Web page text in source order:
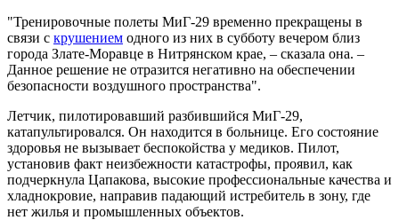
"Тренировочные полеты МиГ-29 временно прекращены в
связи с крушением одного из них в субботу вечером близ
города Злате-Моравце в Нитрянском крае, – сказала она. –
Данное решение не отразится негативно на обеспечении
безопасности воздушного пространства".
Летчик, пилотировавший разбившийся МиГ-29,
катапультировался. Он находится в больнице. Его состояние
здоровья не вызывает беспокойства у медиков. Пилот,
установив факт неизбежности катастрофы, проявил, как
подчеркнула Цапакова, высокие профессиональные качества и
хладнокровие, направив падающий истребитель в зону, где
нет жилья и промышленных объектов.